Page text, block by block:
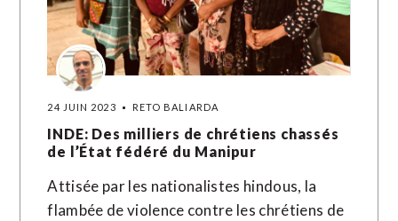
24 JUIN 2023 RETO BALIARDA
INDE: Des milliers de chrétiens chassés
de l’État fédéré du Manipur
Attisée par les nationalistes hindous, la
flambée de violence contre les chrétiens de